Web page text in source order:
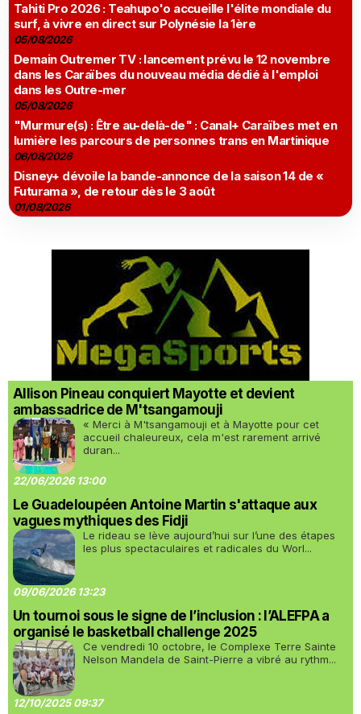
Tahiti Pro 2026 : Teahupo'o accueille l'élite mondiale du
surf, à vivre en direct sur Polynésie la 1ère
05/08/2026
Demain Outremer TV : lancement prévu le 12 novembre
dans les Caraïbes du nouveau média dédié à l'emploi
dans les Outre-mer
05/08/2026
"Murmure(s) : Être au-delà-de" : Canal+ Caraïbes met en
lumière les parcours de personnes trans en Martinique
06/08/2026
Disney+ dévoile la bande-annonce de la saison 14 de «
Futurama », de retour dès le 3 août
01/08/2026
Allison Pineau conquiert Mayotte et devient
ambassadrice de M'tsangamouji
« Merci à M'tsangamouji et à Mayotte pour cet
accueil chaleureux, cela m'est rarement arrivé
duran...
22/06/2026 13:00
Le Guadeloupéen Antoine Martin s'attaque aux
vagues mythiques des Fidji
Le rideau se lève aujourd’hui sur l’une des étapes
les plus spectaculaires et radicales du Worl...
09/06/2026 13:23
Un tournoi sous le signe de l’inclusion : l’ALEFPA a
organisé le basketball challenge 2025
Ce vendredi 10 octobre, le Complexe Terre Sainte
Nelson Mandela de Saint-Pierre a vibré au rythm...
12/10/2025 09:37